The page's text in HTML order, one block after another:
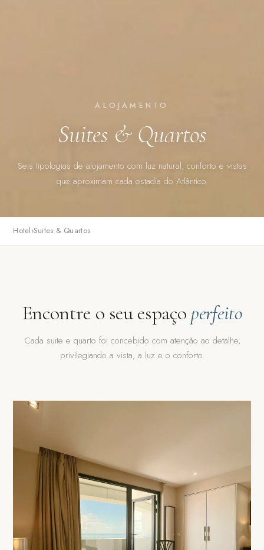
ALOJAMENTO
Suites & Quartos
Seis tipologias de alojamento com luz natural, conforto e vistas
que aproximam cada estadia do Atlântico.
Hotel›Suites & Quartos
Encontre o seu espaço perfeito
Cada suite e quarto foi concebido com atenção ao detalhe,
privilegiando a vista, a luz e o conforto.